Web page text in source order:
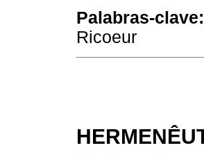
Palabras-clave:
Ricoeur